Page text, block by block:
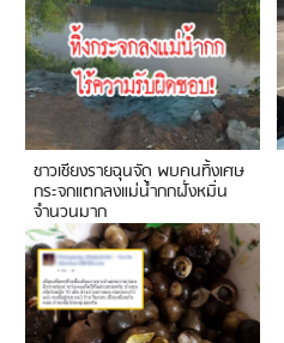
ชาวเชียงรายฉุนจัด พบคนทิ้งเศษ
กระจกแตกลงแม่น้ำกกฝั่งหมิ่น
จำนวนมาก